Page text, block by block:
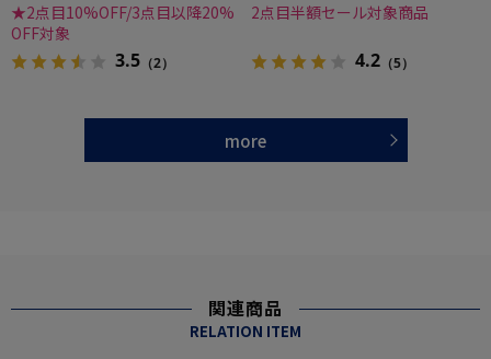
★2点目10%OFF/3点目以降20%
OFF対象
3.5 （2）
2点目半額セール対象商品
4.2 （5）
more
関連商品
RELATION ITEM